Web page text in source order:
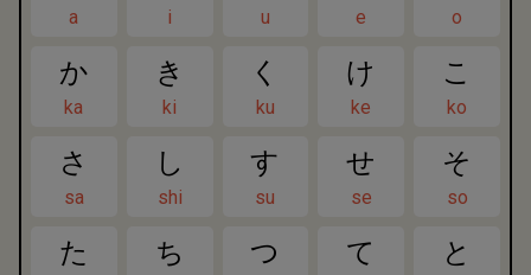
a i u e o
か
ka
き
ki
く
ku
け
ke
こ
ko
さ
sa
し
shi
す
su
せ
se
そ
so
た ち つ て と